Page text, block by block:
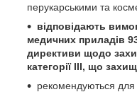
перукарськими та
відповідають
медичних приладів
директиви щодо
категорії III, що
рекомендуються для